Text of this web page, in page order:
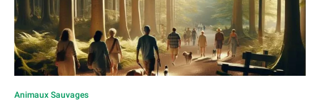
Animaux Sauvages